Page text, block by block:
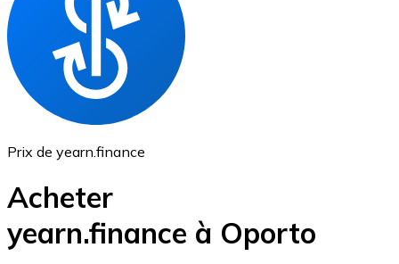
Ethereum
ETH
Prix de yearn.finance
Acheter
yearn.finance à Oporto